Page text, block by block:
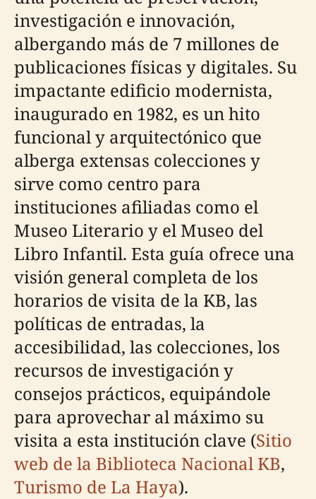
investigación e innovación,
albergando más de 7 millones de
publicaciones físicas y digitales. Su
impactante edificio modernista,
inaugurado en 1982, es un hito
funcional y arquitectónico que
alberga extensas colecciones y
sirve como centro para
instituciones afiliadas como el
Museo Literario y el Museo del
Libro Infantil. Esta guía ofrece una
visión general completa de los
horarios de visita de la KB, las
políticas de entradas, la
accesibilidad, las colecciones, los
recursos de investigación y
consejos prácticos, equipándole
para aprovechar al máximo su
visita a esta institución clave (Sitio
web de la Biblioteca Nacional KB,
Turismo de La Haya).